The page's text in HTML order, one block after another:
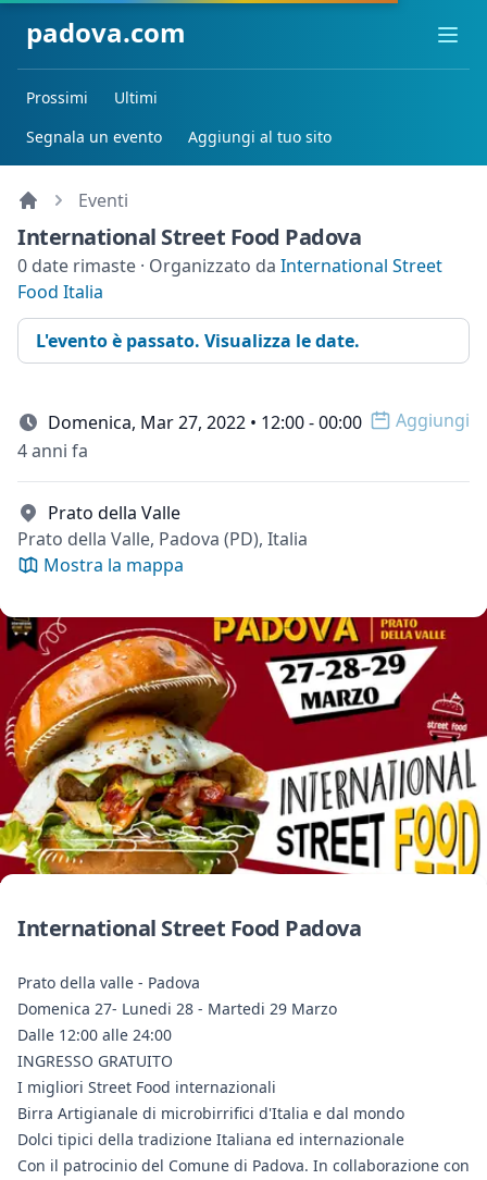
padova.com
Prossimi
Ultimi
Segnala un evento
Aggiungi al tuo sito
Eventi
International Street Food Padova
0 date rimaste · Organizzato da International Street
Food Italia
L'evento è passato. Visualizza le date.
Domenica, Mar 27, 2022 • 12:00 - 00:00 Open
Aggiungi
4 anni fa
Prato della Valle
Prato della Valle, Padova (PD), Italia
Mostra la mappa
International Street Food Padova
Prato della valle - Padova
Domenica 27- Lunedi 28 - Martedi 29 Marzo
Dalle 12:00 alle 24:00
INGRESSO GRATUITO
I migliori Street Food internazionali
Birra Artigianale di microbirrifici d'Italia e dal mondo
Dolci tipici della tradizione Italiana ed internazionale
Con il patrocinio del Comune di Padova. In collaborazione con